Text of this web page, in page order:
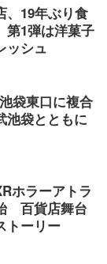
で暮らす50代
の男性は昨
邸をキャッシュ
造業を営んでい
。英語圏の
が魅力を感じ
育を軸に据
国は数十カ国
、19年ぶり食
1弾は洋菓子
ッシュ
袋東口に複合
袋とともに
ホラーアトラ
百貨店舞台
トーリー